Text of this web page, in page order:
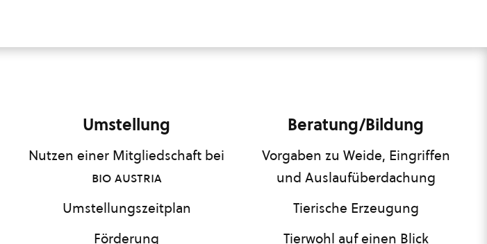
Umstellung
Nutzen einer Mitgliedschaft bei
bio austria
Umstellungszeitplan
Förderung
Beratung/Bildung
Vorgaben zu Weide, Eingriffen
und Auslaufüberdachung
Tierische Erzeugung
Tierwohl auf einen Blick